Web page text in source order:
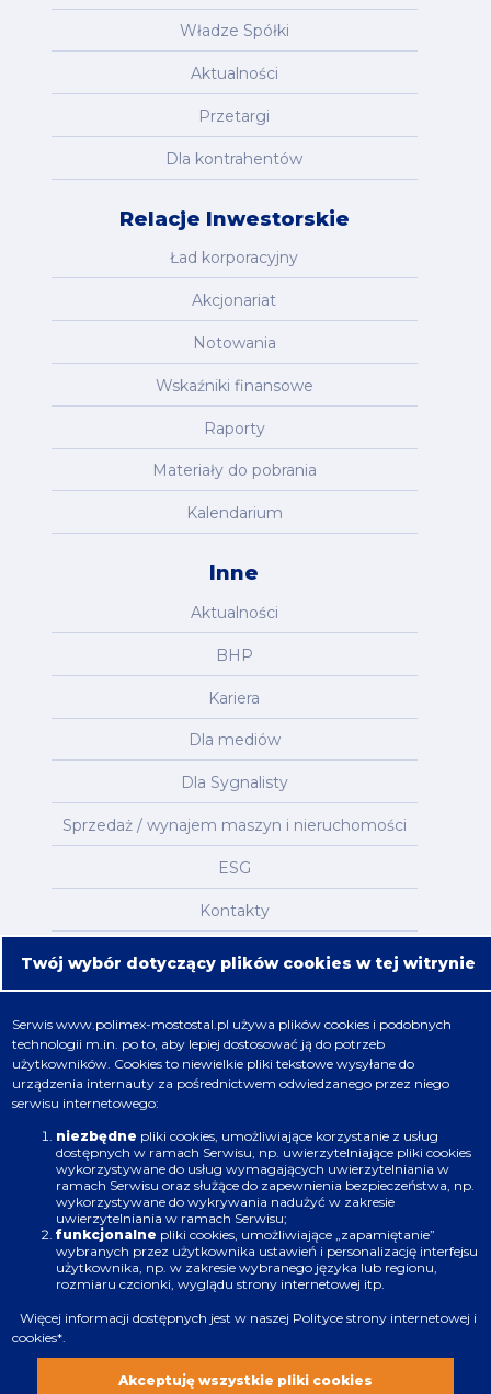
Władze Spółki
Aktualności
Przetargi
Dla kontrahentów
Relacje Inwestorskie
Ład korporacyjny
Akcjonariat
Notowania
Wskaźniki finansowe
Raporty
Materiały do pobrania
Kalendarium
Inne
Aktualności
BHP
Kariera
Dla mediów
Dla Sygnalisty
Sprzedaż / wynajem maszyn i nieruchomości
ESG
Kontakty
Mapa serwisu
Oferta
Nafta, chemia, gaz
Energetyka
Budownictwo
Produkcja
Infrastruktura
Zastrzeżenia prawne
Polityka plików cookies
Twój wybór dotyczący plików cookies w tej witrynie
Serwiswww.polimex-mostostal.pl używa plików cookies i podobnych
technologii m.in. po to, aby lepiej dostosować ją do potrzeb
użytkowników. Cookies to niewielkie pliki tekstowe wysyłane do
urządzenia internauty za pośrednictwem odwiedzanego przez niego
serwisu internetowego:
niezbędne pliki cookies, umożliwiające korzystanie z usług
dostępnych w ramach Serwisu, np. uwierzytelniające pliki cookies
wykorzystywane do usług wymagających uwierzytelniania w
ramach Serwisu oraz służące do zapewnienia bezpieczeństwa, np.
wykorzystywane do wykrywania nadużyć w zakresie
uwierzytelniania w ramach Serwisu;
funkcjonalne pliki cookies, umożliwiające „zapamiętanie”
wybranych przez użytkownika ustawień i personalizację interfejsu
użytkownika, np. w zakresie wybranego języka lub regionu,
rozmiaru czcionki, wyglądu strony internetowej itp.
Więcej informacji dostępnych jest w naszej Polityce strony internetowej i
cookies*.
Akceptuję wszystkie pliki cookies